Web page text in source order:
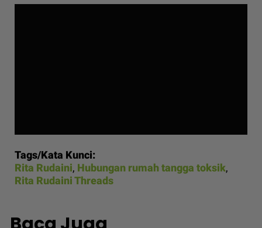
Tags/Kata Kunci:
Rita Rudaini, Hubungan rumah tangga toksik,
Rita Rudaini Threads